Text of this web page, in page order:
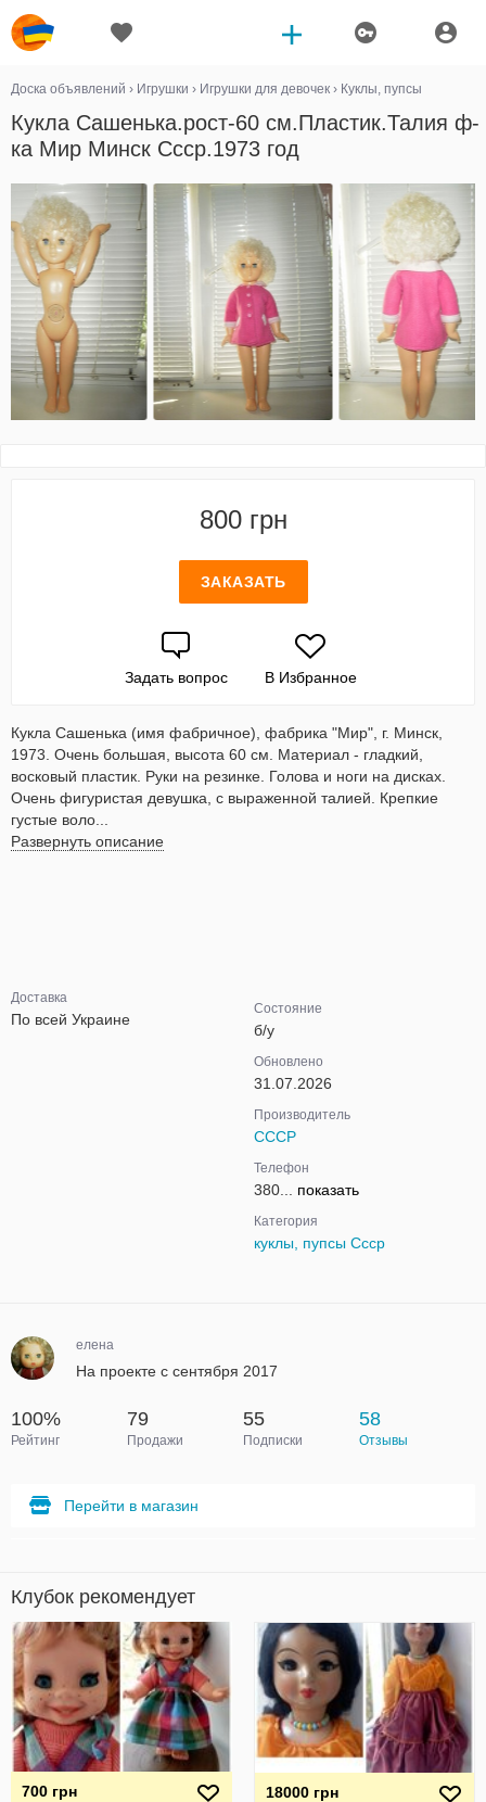
Доска объявлений › Игрушки › Игрушки для девочек › Куклы, пупсы
Кукла Сашенька.рост-60 см.Пластик.Талия ф-
ка Мир Минск Ссср.1973 год
800 грн
ЗАКАЗАТЬ
Задать вопрос В Избранное
Кукла Сашенька (имя фабричное), фабрика "Мир", г. Минск,
1973. Очень большая, высота 60 см. Материал - гладкий,
восковый пластик. Руки на резинке. Голова и ноги на дисках.
Очень фигуристая девушка, с выраженной талией. Крепкие
густые воло...
Развернуть описание
Доставка
По всей Украине
Состояние
б/у
Обновлено
31.07.2026
Производитель
СССР
Телефон
380... показать
Категория
куклы, пупсы Ссср
елена
На проекте с сентября 2017
100%
Рейтинг
79
Продажи
55
Подписки
58
Отзывы
Перейти в магазин
Клубок рекомендует
700 грн
18000 грн